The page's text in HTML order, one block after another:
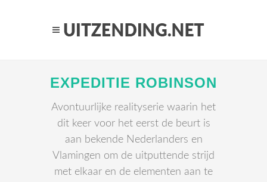
EXPEDITIE ROBINSON
Avontuurlijke realityserie waarin het
dit keer voor het eerst de beurt is
aan bekende Nederlanders en
Vlamingen om de uitputtende strijd
met elkaar en de elementen aan te